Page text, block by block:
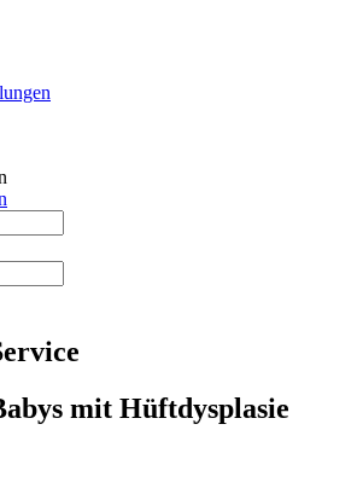
mit Hüftdysplasie